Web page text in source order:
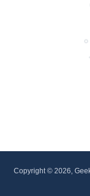
Copyright © 2026,